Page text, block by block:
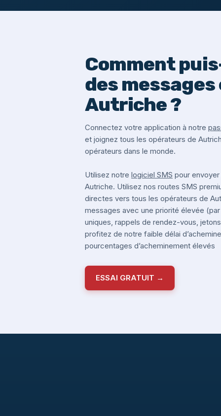
Comment
des messages
Autriche ?
Connectez votre application à notre
et joignez tous les opérateurs de
opérateurs dans le monde.
Utilisez notre logiciel SMS pour
Autriche. Utilisez nos routes SMS
directes vers tous les opérateurs de
messages avec une priorité élevée
uniques, rappels de rendez-vous,
profitez de notre faible délai
pourcentages d’acheminement élevés
ESSAI GRATUIT →